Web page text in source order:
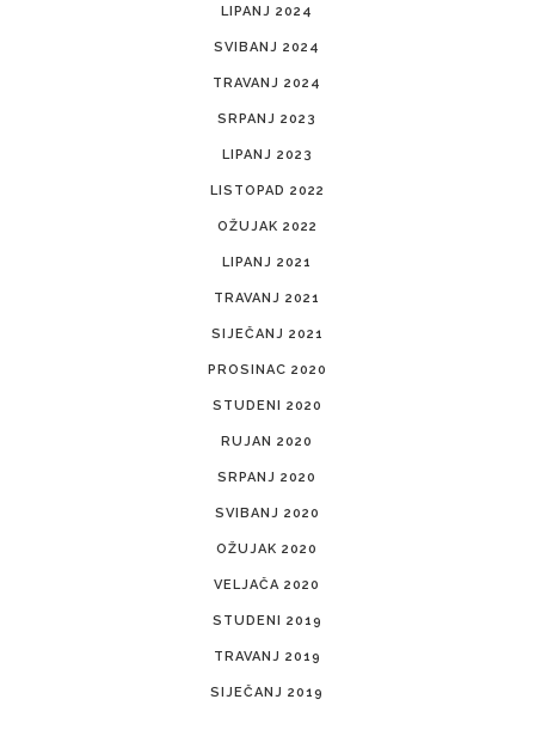
LIPANJ 2024
SVIBANJ 2024
TRAVANJ 2024
SRPANJ 2023
LIPANJ 2023
LISTOPAD 2022
OŽUJAK 2022
LIPANJ 2021
TRAVANJ 2021
SIJEČANJ 2021
PROSINAC 2020
STUDENI 2020
RUJAN 2020
SRPANJ 2020
SVIBANJ 2020
OŽUJAK 2020
VELJAČA 2020
STUDENI 2019
TRAVANJ 2019
SIJEČANJ 2019